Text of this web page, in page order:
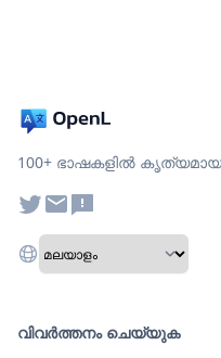
100+ ഭാഷകളിൽ കൃത്യമായ
വിവർത്തനം ചെയ്യുക